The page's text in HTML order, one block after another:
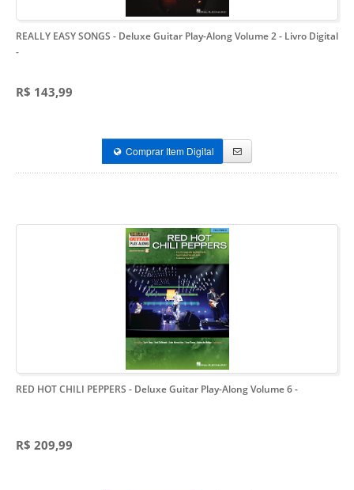
REALLY EASY SONGS - Deluxe Guitar Play-Along Volume 2 - Livro Digital
-
R$ 143,99
Comprar Item Digital
RED HOT CHILI PEPPERS - Deluxe Guitar Play-Along Volume 6-
R$ 209,99